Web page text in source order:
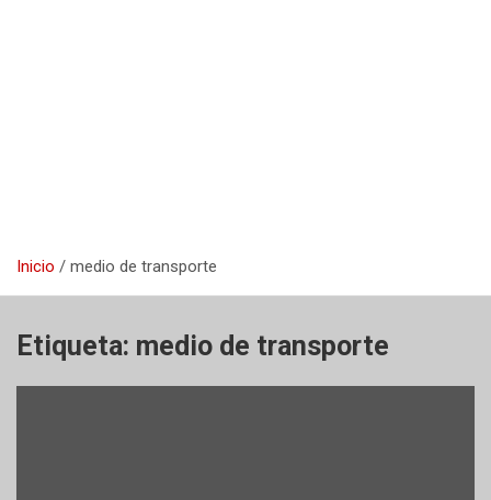
Inicio medio de transporte
Etiqueta: medio de transporte